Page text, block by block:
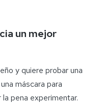
un mejor
y quiere probar una
máscara para
pena experimentar.